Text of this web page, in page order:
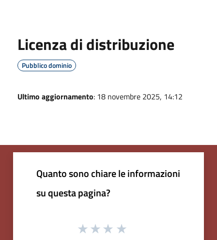
Licenza di distribuzione
Pubblico dominio
Ultimo aggiornamento: 18 novembre 2025, 14:12
Quanto sono chiare le informazioni
su questa pagina?